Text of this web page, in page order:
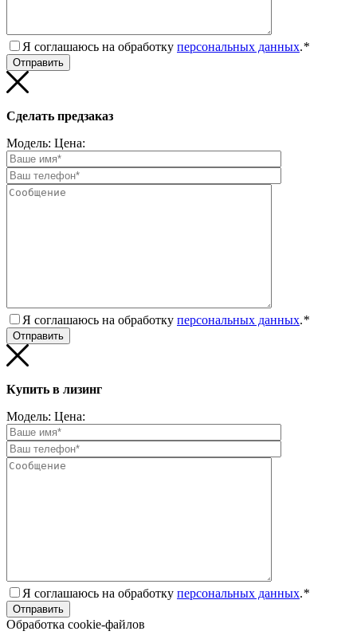
Я соглашаюсь на обработку персональных данных.*
Сделать предзаказ
Модель: Цена:
Я соглашаюсь на обработку персональных данных.*
Купить в лизинг
Модель: Цена:
Я соглашаюсь на обработку персональных данных.*
Обработка cookie-файлов